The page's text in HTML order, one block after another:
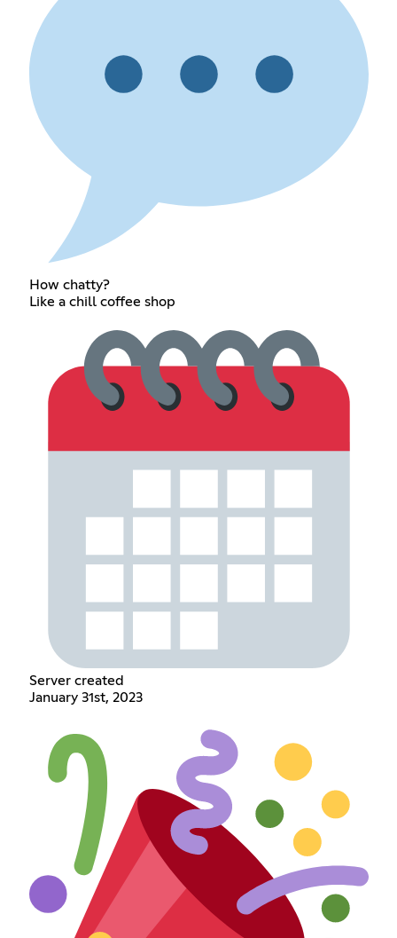
How chatty?
Like a chill coffee shop
Server created
January 31st, 2023